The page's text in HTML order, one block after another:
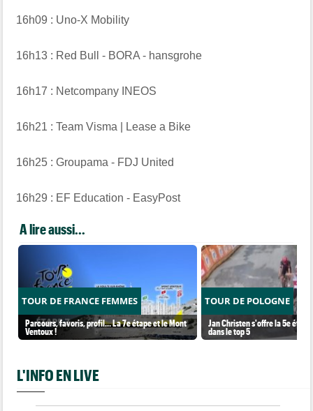
16h09 : Uno-X Mobility
16h13 : Red Bull - BORA - hansgrohe
16h17 : Netcompany INEOS
16h21 : Team Visma | Lease a Bike
16h25 : Groupama - FDJ United
16h29 : EF Education - EasyPost
A lire aussi...
TOUR DE FRANCE FEMMES
Parcours, favoris, profil… La 7e étape et le Mont
Ventoux !
TOUR DE POLOGNE
Jan Christen s'offre la 5e
dans le top 5
L'INFO EN LIVE